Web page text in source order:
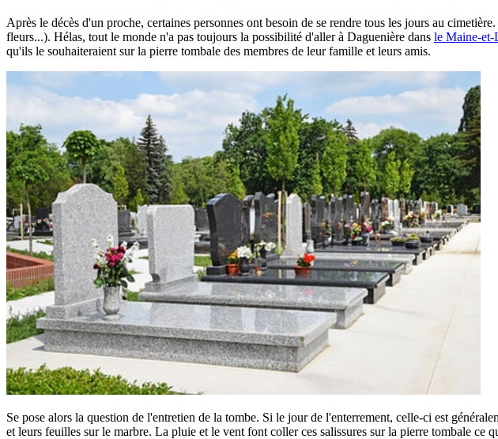
Après le décès d'un proche, certaines personnes ont besoin de se rendre tous les jours au
fleurs...). Hélas, tout le monde n'a pas toujours la possibilité d'aller à Daguenière dans le Maine-et-
qu'ils le souhaiteraient sur la pierre tombale des membres de leur famille et leurs amis.
Se pose alors la question de l'entretien de la tombe. Si le jour de l'enterrement, celle-ci est
et leurs feuilles sur le marbre. La pluie et le vent font coller ces salissures sur la pierre tombale ce